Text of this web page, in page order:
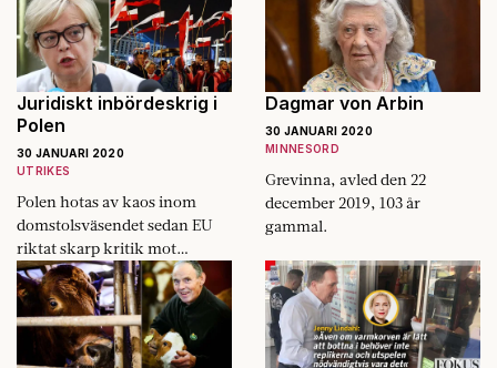
budbärarna. Allt
för att undvika
de faktiska
problemen.
Juridiskt inbördeskrig i
Polen
30 JANUARI 2020
UTRIKES
Polen hotas av kaos inom
domstolsväsendet sedan EU
riktat skarp kritik mot
begränsning av polska
domares frihet och landets
jurister protesterar mot
regeringen.
Dagmar von Arbin
30 JANUARI 2020
MINNESORD
Grevinna, avled den 22
december 2019, 103 år
gammal.